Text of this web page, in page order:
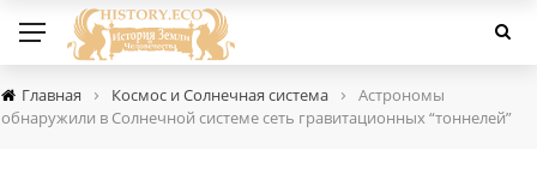
Главная › Космос и Солнечная система ›
Астрономы
обнаружили в Солнечной системе сеть гравитационных “тоннелей”